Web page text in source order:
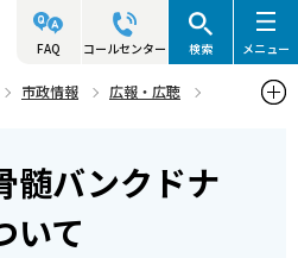
FAQ コールセンター 検索 メニュー
市政情報
広報・広聴
会について
髄バンクドナ
いて